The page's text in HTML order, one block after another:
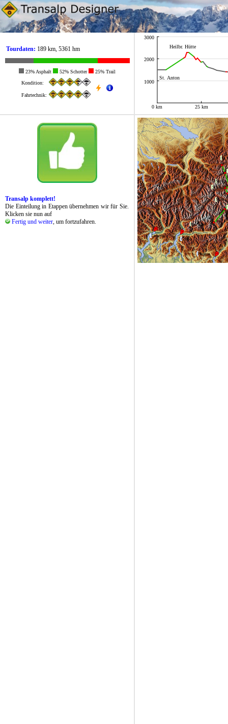
Tourdaten: 189 km, 5361 hm
23% Asphalt 52% Schotter
25% Trail
Kondition:
Fahrtechnik:
1000
2000
3000
0 km 25 km
St. Anton
Heilbr. Hütte
Transalp komplett!
Die Einteilung in Etappen übernehmen wir für Sie.
Klicken sie nun auf
Fertig und weiter, um fortzufahren.
St.
Sur En
Scuol
Müst.
Poschiavo
Colico
Locarno
Pisogne